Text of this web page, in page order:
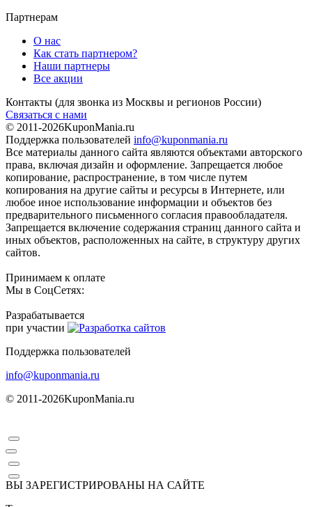
Партнерам
О нас
Как стать партнером?
Наши партнеры
Все акции
Контакты (для звонка из Москвы и регионов России)
Связаться с нами
© 2011-2026KuponMania.ru
Поддержка пользователей info@kuponmania.ru
Все материалы данного сайта являются объектами авторского
права, включая дизайн и оформление. Запрещается любое
копирование, распространение, в том числе путем
копирования на другие сайты и ресурсы в Интернете, или
любое иное использование информации и объектов без
предварительного письменного согласия правообладателя.
Запрещается включение содержания страниц данного сайта и
иных объектов, расположенных на сайте, в структуру других
сайтов.
Принимаем к оплате
Мы в СоцСетях:
Разрабатывается
при участии
Поддержка пользователей
info@kuponmania.ru
© 2011-2026KuponMania.ru
ВЫ ЗАРЕГИСТРИРОВАНЫ НА САЙТЕ